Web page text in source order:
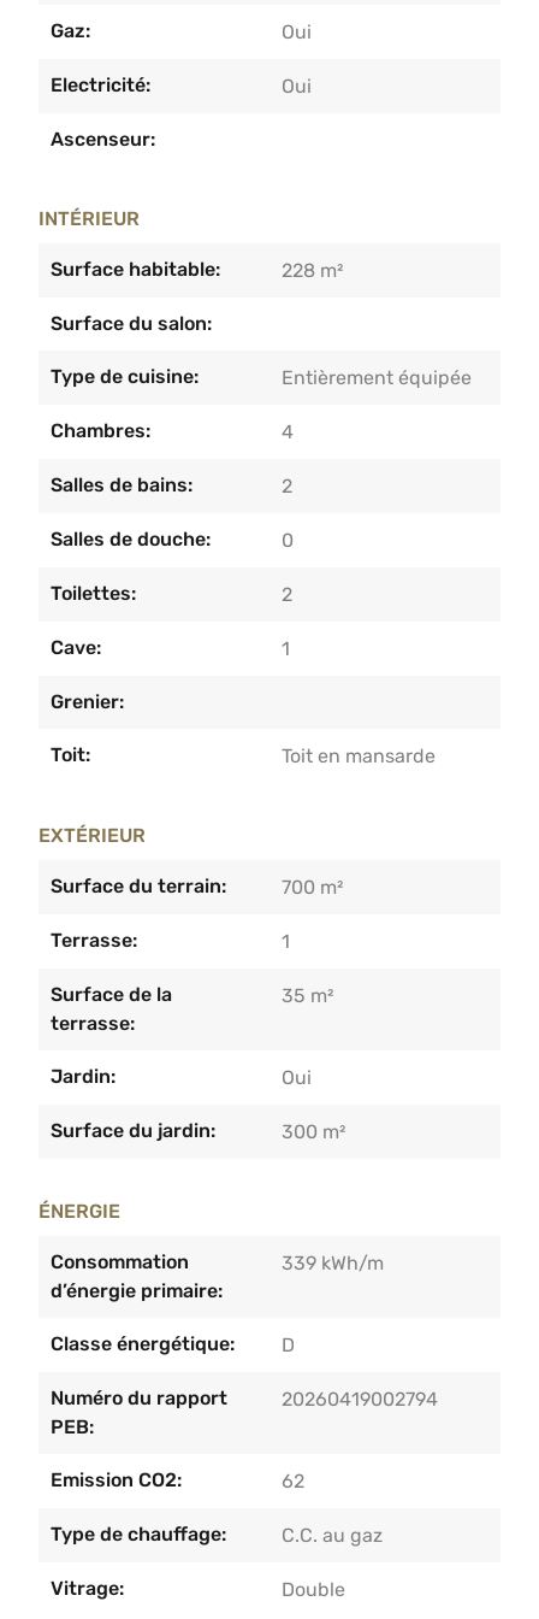
Gaz: Oui
Electricité: Oui
Ascenseur:
INTÉRIEUR
Surface habitable: 228 m²
Surface du salon:
Type de cuisine: Entièrement équipée
Chambres: 4
Salles de bains: 2
Salles de douche: 0
Toilettes: 2
Cave: 1
Grenier:
Toit: Toit en mansarde
EXTÉRIEUR
Surface du terrain: 700 m²
Terrasse: 1
Surface de la
terrasse:
35 m²
Jardin: Oui
Surface du jardin: 300 m²
ÉNERGIE
Consommation
d’énergie primaire:
339 kWh/m
Classe énergétique: D
Numéro du rapport
PEB:
20260419002794
Emission CO2: 62
Type de chauffage: C.C. au gaz
Vitrage: Double